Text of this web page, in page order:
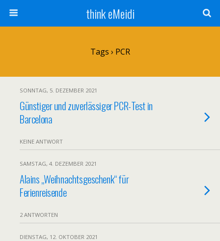
think eMeidi
Tags › PCR
SONNTAG, 5. DEZEMBER 2021
Günstiger und zuverlässiger PCR-Test in
Barcelona
KEINE ANTWORT
SAMSTAG, 4. DEZEMBER 2021
Alains „Weihnachtsgeschenk“ für
Ferienreisende
2 ANTWORTEN
DIENSTAG, 12. OKTOBER 2021